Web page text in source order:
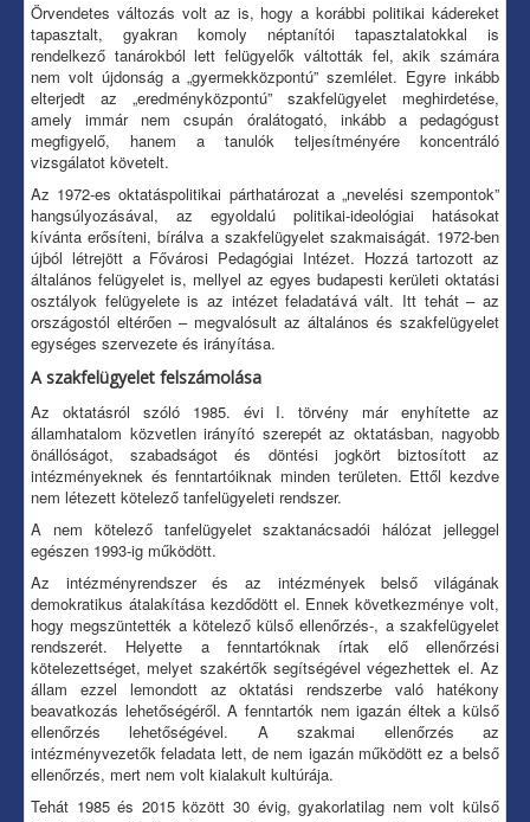
Örvendetes változás volt az is, hogy a korábbi politikai kádereket
tapasztalt, gyakran komoly néptanítói tapasztalatokkal is
rendelkező tanárokból lett felügyelők váltották fel, akik számára
nem volt újdonság a „gyermekközpontú” szemlélet. Egyre inkább
elterjedt az „eredményközpontú” szakfelügyelet meghirdetése,
amely immár nem csupán óralátogató, inkább a pedagógust
megfigyelő, hanem a tanulók teljesítményére koncentráló
vizsgálatot követelt.
Az 1972-es oktatáspolitikai párthatározat a „nevelési szempontok”
hangsúlyozásával, az egyoldalú politikai-ideológiai hatásokat
kívánta erősíteni, bírálva a szakfelügyelet szakmaiságát. 1972-ben
újból létrejött a Fővárosi Pedagógiai Intézet. Hozzá tartozott az
általános felügyelet is, mellyel az egyes budapesti kerületi oktatási
osztályok felügyelete is az intézet feladatává vált. Itt tehát – az
országostól eltérően – megvalósult az általános és szakfelügyelet
egységes szervezete és irányítása.
A szakfelügyelet felszámolása
Az oktatásról szóló 1985. évi I. törvény már enyhítette az
államhatalom közvetlen irányító szerepét az oktatásban, nagyobb
önállóságot, szabadságot és döntési jogkört biztosított az
intézményeknek és fenntartóiknak minden területen. Ettől kezdve
nem létezett kötelező tanfelügyeleti rendszer.
A nem kötelező tanfelügyelet szaktanácsadói hálózat jelleggel
egészen 1993-ig működött.
Az intézményrendszer és az intézmények belső világának
demokratikus átalakítása kezdődött el. Ennek következménye volt,
hogy megszüntették a kötelező külső ellenőrzés-, a szakfelügyelet
rendszerét. Helyette a fenntartóknak írtak elő ellenőrzési
kötelezettséget, melyet szakértők segítségével végezhettek el. Az
állam ezzel lemondott az oktatási rendszerbe való hatékony
beavatkozás lehetőségéről. A fenntartók nem igazán éltek a külső
ellenőrzés lehetőségével. A szakmai ellenőrzés az
intézményvezetők feladata lett, de nem igazán működött ez a belső
ellenőrzés, mert nem volt kialakult kultúrája.
Tehát 1985 és 2015 között 30 évig, gyakorlatilag nem volt külső